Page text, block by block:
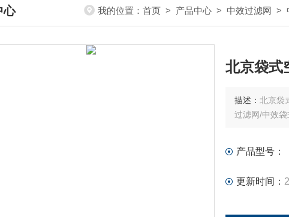
心
CENTER
我的位置： 首页 > 产品中心 > 中效过滤网 >
北京袋式
描述： 北京袋
过滤网/中效
产品型号：
更新时间：